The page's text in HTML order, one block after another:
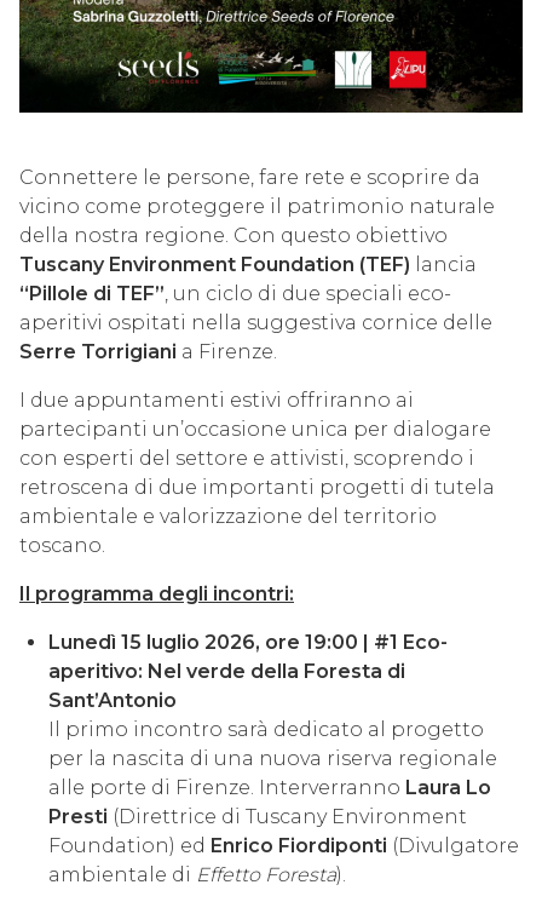
Connettere le persone, fare rete e scoprire da
vicino come proteggere il patrimonio naturale
della nostra regione. Con questo obiettivo
Tuscany Environment Foundation (TEF) lancia
“Pillole di TEF” , un ciclo di due speciali eco-
aperitivi ospitati nella suggestiva cornice delle
Serre Torrigiani a Firenze.
I due appuntamenti estivi offriranno ai
partecipanti un’occasione unica per dialogare
con esperti del settore e attivisti, scoprendo i
retroscena di due importanti progetti di tutela
ambientale e valorizzazione del territorio
toscano.
Il programma degli incontri:
Lunedì 15 luglio 2026, ore 19:00 | #1 Eco-
aperitivo: Nel verde della Foresta di
Sant’Antonio
Il primo incontro sarà dedicato al progetto
per la nascita di una nuova riserva regionale
alle porte di Firenze. Interverranno Laura Lo
Presti (Direttrice di Tuscany Environment
Foundation) ed Enrico Fiordiponti (Divulgatore
ambientale di Effetto Foresta).